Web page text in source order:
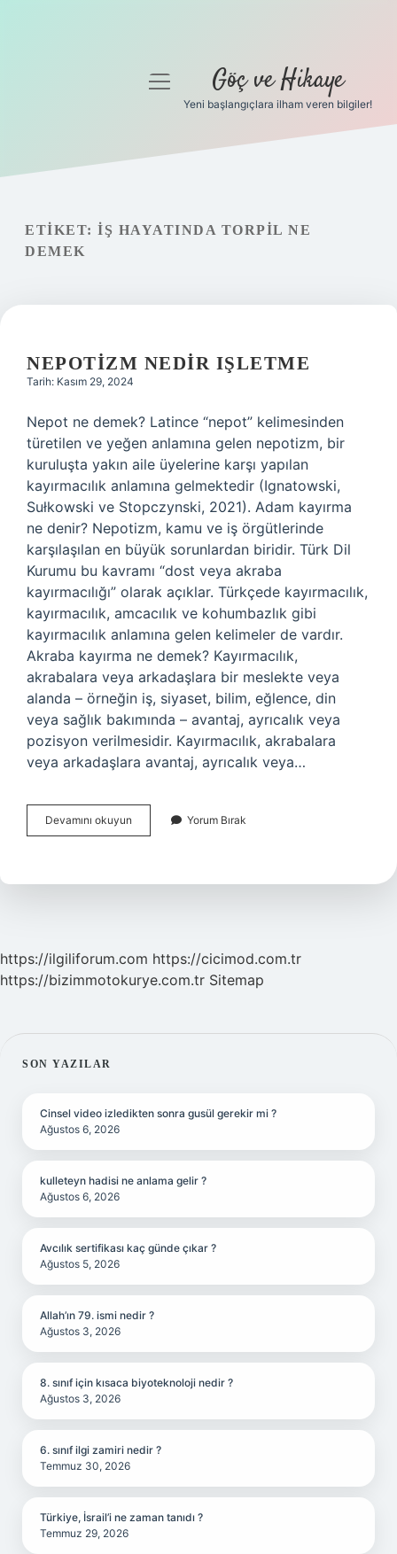
Gizlilik Politikası
Hakkımızda
menüyü
Göç ve Hikaye
Yeni başlangıçlara ilham veren bilgiler!
ETIKET: İŞ HAYATINDA TORPIL NE
DEMEK
NEPOTIZM NEDIR IŞLETME
Tarih: Kasım 29, 2024
Nepot ne demek? Latince “nepot” kelimesinden
türetilen ve yeğen anlamına gelen nepotizm, bir
kuruluşta yakın aile üyelerine karşı yapılan
kayırmacılık anlamına gelmektedir (Ignatowski,
Sułkowski ve Stopczynski, 2021). Adam kayırma
ne denir? Nepotizm, kamu ve iş örgütlerinde
karşılaşılan en büyük sorunlardan biridir. Türk Dil
Kurumu bu kavramı “dost veya akraba
kayırmacılığı” olarak açıklar. Türkçede kayırmacılık,
kayırmacılık, amcacılık ve kohumbazlık gibi
kayırmacılık anlamına gelen kelimeler de vardır.
Akraba kayırma ne demek? Kayırmacılık,
akrabalara veya arkadaşlara bir meslekte veya
alanda – örneğin iş, siyaset, bilim, eğlence, din
veya sağlık bakımında – avantaj, ayrıcalık veya
pozisyon verilmesidir. Kayırmacılık, akrabalara
veya arkadaşlara avantaj, ayrıcalık veya…
Devamını okuyun Nepotizm
Nedir
Yorum Bırak
https://ilgiliforum.com https://cicimod.com.tr
https://bizimmotokurye.com.tr Sitemap
SIDEBAR
SON YAZILAR
Cinsel video izledikten sonra gusül gerekir mi ?
Ağustos 6, 2026
kulleteyn hadisi ne anlama gelir ?
Ağustos 6, 2026
Avcılık sertifikası kaç günde çıkar ?
Ağustos 5, 2026
Allah’ın 79. ismi nedir ?
Ağustos 3, 2026
8. sınıf için kısaca biyoteknoloji nedir ?
Ağustos 3, 2026
6. sınıf ilgi zamiri nedir ?
Temmuz 30, 2026
Türkiye, İsrail’i ne zaman tanıdı ?
Temmuz 29, 2026